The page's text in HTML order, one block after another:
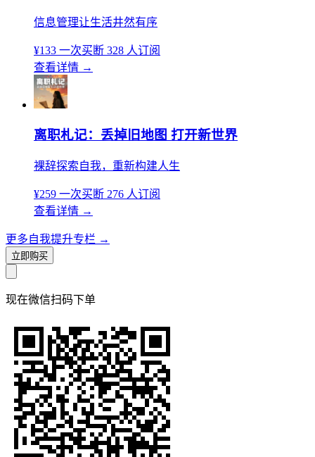
信息管理让生活井然有序
¥133 一次买断 328 人订阅
查看详情 →
离职札记：丢掉旧地图 打开新世界
裸辞探索自我，重新构建人生
¥259 一次买断 276 人订阅
查看详情 →
更多自我提升专栏 →
立即购买
现在微信扫码下单